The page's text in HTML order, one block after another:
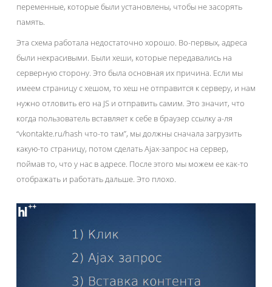
переменные, которые были установлены, чтобы не засорять
память.
Эта схема работала недостаточно хорошо. Во-первых, адреса
были некрасивыми. Были хеши, которые передавались на
серверную сторону. Это была основная их причина. Если мы
имеем страницу с хешом, то хеш не отправится к серверу, и нам
нужно отловить его на JS и отправить самим. Это значит, что
когда пользователь вставляет к себе в браузер ссылку а-ля
“vkontakte.ru/hash что-то там”, мы должны сначала загрузить
какую-то страницу, потом сделать Ajax-запрос на сервер,
поймав то, что у нас в адресе. После этого мы можем ее как-то
отображать и работать дальше. Это плохо.